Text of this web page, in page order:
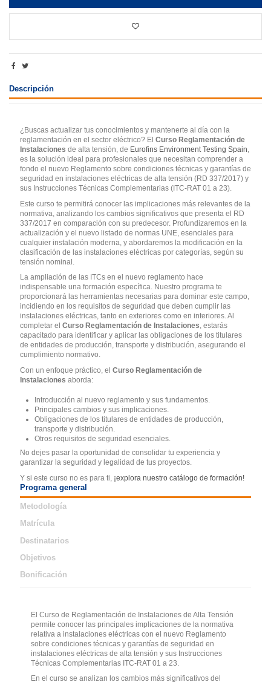
Descripción
¿Buscas actualizar tus conocimientos y mantenerte al día con la
reglamentación en el sector eléctrico? El Curso Reglamentación de
Instalaciones de alta tensión, de Eurofins Environment Testing Spain,
es la solución ideal para profesionales que necesitan comprender a
fondo el nuevo Reglamento sobre condiciones técnicas y garantías de
seguridad en instalaciones eléctricas de alta tensión (RD 337/2017) y
sus Instrucciones Técnicas Complementarias (ITC-RAT 01 a 23).
Este curso te permitirá conocer las implicaciones más relevantes de la
normativa, analizando los cambios significativos que presenta el RD
337/2017 en comparación con su predecesor. Profundizaremos en la
actualización y el nuevo listado de normas UNE, esenciales para
cualquier instalación moderna, y abordaremos la modificación en la
clasificación de las instalaciones eléctricas por categorías, según su
tensión nominal.
La ampliación de las ITCs en el nuevo reglamento hace
indispensable una formación específica. Nuestro programa te
proporcionará las herramientas necesarias para dominar este campo,
incidiendo en los requisitos de seguridad que deben cumplir las
instalaciones eléctricas, tanto en exteriores como en interiores. Al
completar el Curso Reglamentación de Instalaciones, estarás
capacitado para identificar y aplicar las obligaciones de los titulares
de entidades de producción, transporte y distribución, asegurando el
cumplimiento normativo.
Con un enfoque práctico, el Curso Reglamentación de
Instalaciones aborda:
Introducción al nuevo reglamento y sus fundamentos.
Principales cambios y sus implicaciones.
Obligaciones de los titulares de entidades de producción,
transporte y distribución.
Otros requisitos de seguridad esenciales.
No dejes pasar la oportunidad de consolidar tu experiencia y
garantizar la seguridad y legalidad de tus proyectos.
Y si este curso no es para ti, ¡explora nuestro catálogo de formación!
Programa general
Metodología
Matrícula
Destinatarios
Objetivos
Bonificación
El Curso de Reglamentación de Instalaciones de Alta Tensión
permite conocer las principales implicaciones de la normativa
relativa a instalaciones eléctricas con el nuevo Reglamento
sobre condiciones técnicas y garantías de seguridad en
instalaciones eléctricas de alta tensión y sus Instrucciones
Técnicas Complementarias ITC-RAT 01 a 23.
En el curso se analizan los cambios más significativos del